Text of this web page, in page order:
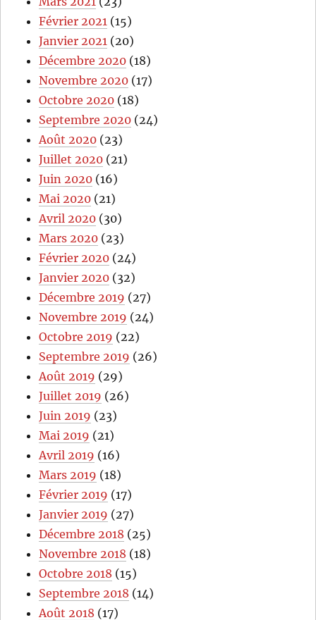
Février 2021 (15)
Janvier 2021 (20)
Décembre 2020 (18)
Novembre 2020 (17)
Octobre 2020 (18)
Septembre 2020 (24)
Août 2020 (23)
Juillet 2020 (21)
Juin 2020 (16)
Mai 2020 (21)
Avril 2020 (30)
Mars 2020 (23)
Février 2020 (24)
Janvier 2020 (32)
Décembre 2019 (27)
Novembre 2019 (24)
Octobre 2019 (22)
Septembre 2019 (26)
Août 2019 (29)
Juillet 2019 (26)
Juin 2019 (23)
Mai 2019 (21)
Avril 2019 (16)
Mars 2019 (18)
Février 2019 (17)
Janvier 2019 (27)
Décembre 2018 (25)
Novembre 2018 (18)
Octobre 2018 (15)
Septembre 2018 (14)
Août 2018 (17)